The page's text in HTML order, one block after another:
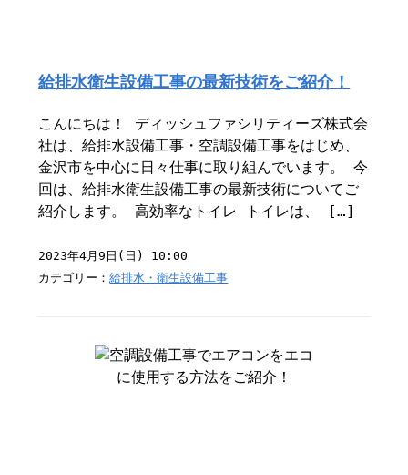
給排水衛生設備工事の最新技術をご紹介！
こんにちは！ ディッシュファシリティーズ株式会
社は、給排水設備工事・空調設備工事をはじめ、
金沢市を中心に日々仕事に取り組んでいます。 今
回は、給排水衛生設備工事の最新技術についてご
紹介します。 高効率なトイレ トイレは、 […]
2023年4月9日(日) 10:00
カテゴリー：給排水・衛生設備工事